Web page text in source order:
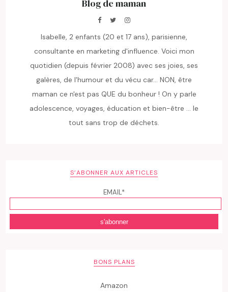
Blog de maman
Isabelle, 2 enfants (20 et 17 ans), parisienne,
consultante en marketing d'influence. Voici mon
quotidien (depuis février 2008) avec ses joies, ses
galères, de l'humour et du vécu car... NON, être
maman ce n'est pas QUE du bonheur ! On y parle
adolescence, voyages, éducation et bien-être ... le
tout sans trop de déchets.
S’ABONNER AUX ARTICLES
EMAIL*
BONS PLANS
Amazon